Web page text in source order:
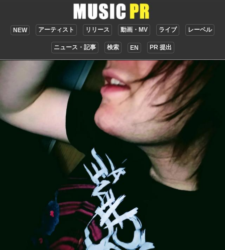
NEW アーティスト リリース 動画・MV ライブ レーベル
ニュース・記事 検索 EN PR 提出